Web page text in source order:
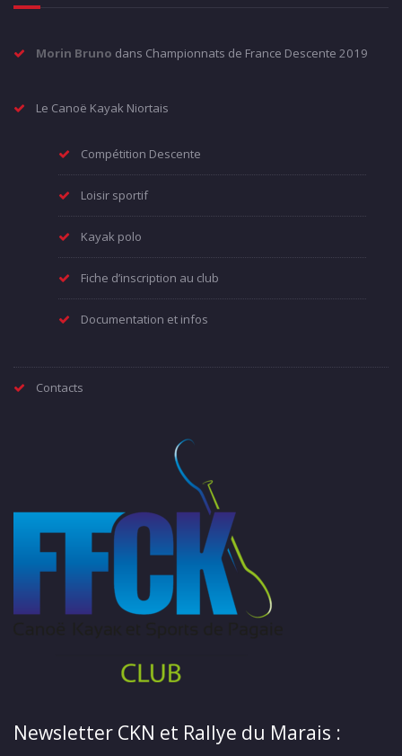
Morin Bruno dans Championnats de France Descente 2019
Le Canoë Kayak Niortais
Compétition Descente
Loisir sportif
Kayak polo
Fiche d’inscription au club
Documentation et infos
Contacts
Newsletter CKN et Rallye du Marais :